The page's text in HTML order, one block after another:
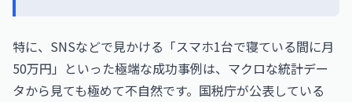
特に、SNSなどで見かける「スマホ1台で寝ている間に月
50万円」といった極端な成功事例は、マクロな統計デー
タから見ても極めて不自然です。国税庁が公表している